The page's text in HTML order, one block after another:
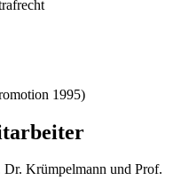
1995)
Dr. Krümpelmann und Prof.